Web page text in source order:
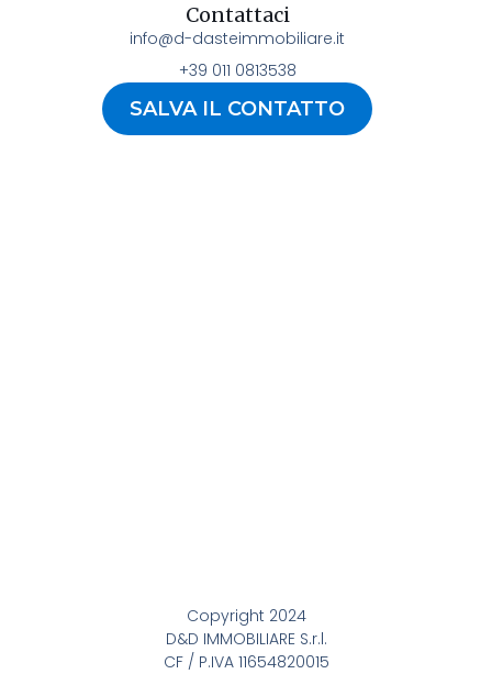
Copyright 2024
D&D IMMOBILIARE S.r.l.
CF / P.IVA 11654820015
Contattaci
info@d-dasteimmobiliare.it
+39 011 0813538
SALVA IL CONTATTO